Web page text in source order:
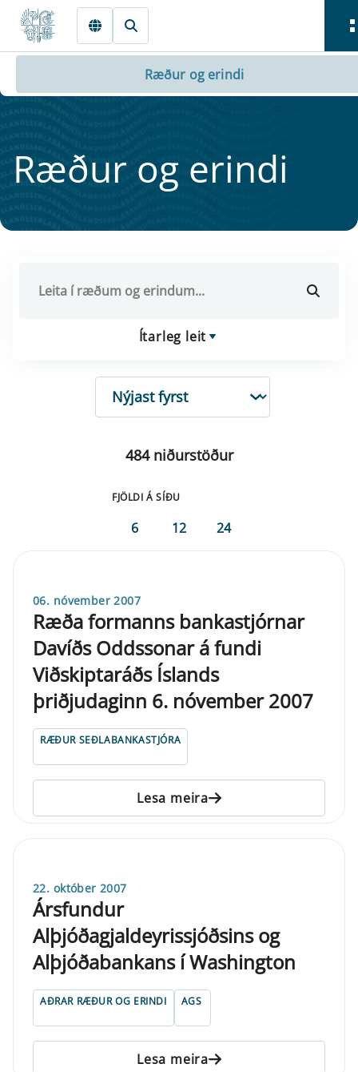
Fara beint í Meginmál
Ræður og erindi
Ræður og er­indi
Ítarleg leit
RÖÐUN
484 niðurstöður
FJÖLDI Á SÍÐU
6 12 24
06. nóvember 2007
Ræða formanns bankastjórnar
Davíðs Oddssonar á fundi
Viðskiptaráðs Íslands
þriðjudaginn 6. nóvember 2007
RÆÐUR SEÐLABANKASTJÓRA
Lesa meira
22. október 2007
Ársfundur
Alþjóðagjaldeyrissjóðsins og
Alþjóðabankans í Washington
AÐRAR RÆÐUR OG ERINDI AGS
Lesa meira